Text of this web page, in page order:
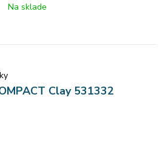
Na sklade
Clay 531332